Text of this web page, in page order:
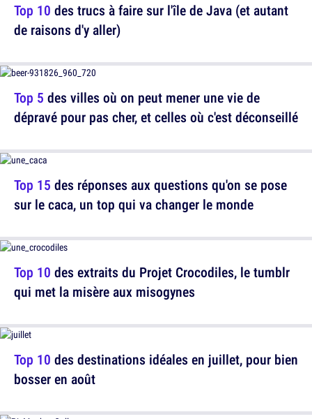
Top 5 des villes où on peut mener une vie de
dépravé pour pas cher, et celles où c'est déconseillé
Top 10 des extraits du Projet Crocodiles, le tumblr
qui met la misère aux misogynes
Top 10 des trucs à faire sur l'île de Java (et autant
de raisons d'y aller)
Top 15 des réponses aux questions qu'on se pose
sur le caca, un top qui va changer le monde
Top 10 des destinations idéales en juillet, pour bien
bosser en août